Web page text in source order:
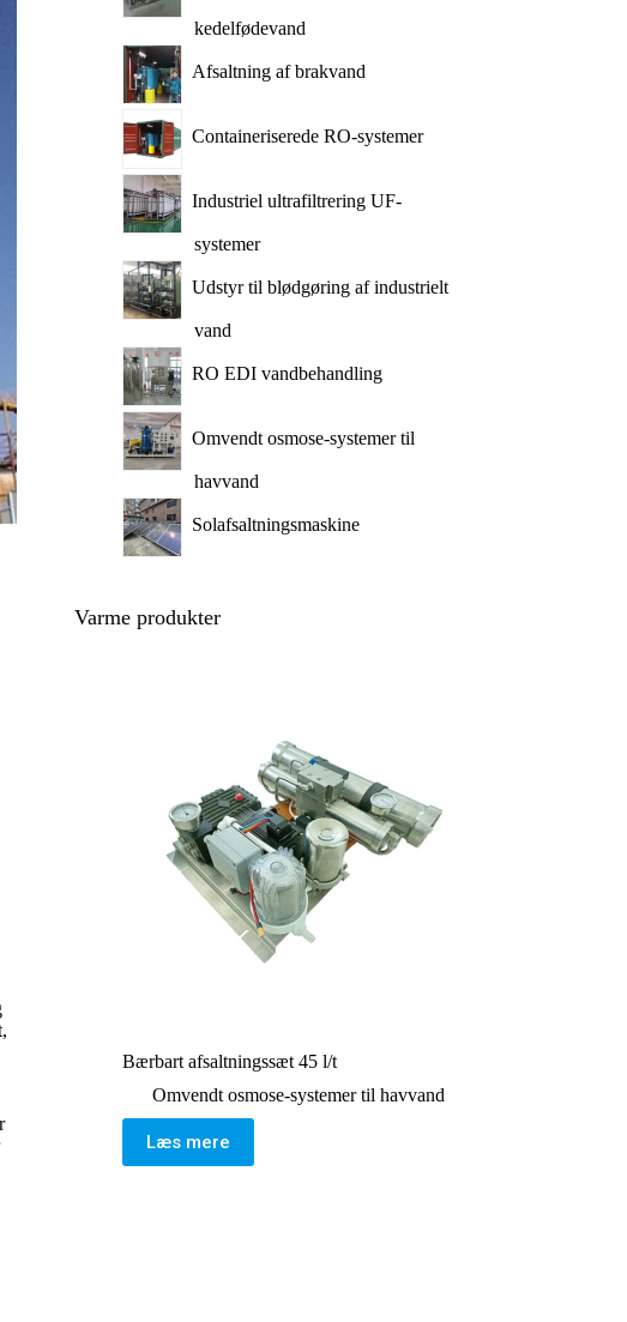
kedelfødevand
Afsaltning af brakvand
Containeriserede RO-systemer
Industriel ultrafiltrering UF-
systemer
Udstyr til blødgøring af industrielt
vand
RO EDI vandbehandling
Omvendt osmose-systemer til
havvand
Solafsaltningsmaskine
Varme produkter
Bærbart afsaltningssæt 45 l/t
Omvendt osmose-systemer til havvand
Læs mere